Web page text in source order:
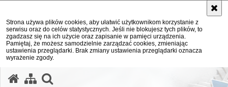
Strona używa plików cookies, aby ułatwić użytkownikom korzystanie z
serwisu oraz do celów statystycznych. Jeśli nie blokujesz tych plików, to
zgadzasz się na ich użycie oraz zapisanie w pamięci urządzenia.
Pamiętaj, że możesz samodzielnie zarządzać cookies, zmieniając
ustawienia przeglądarki. Brak zmiany ustawienia przeglądarki oznacza
wyrażenie zgody.